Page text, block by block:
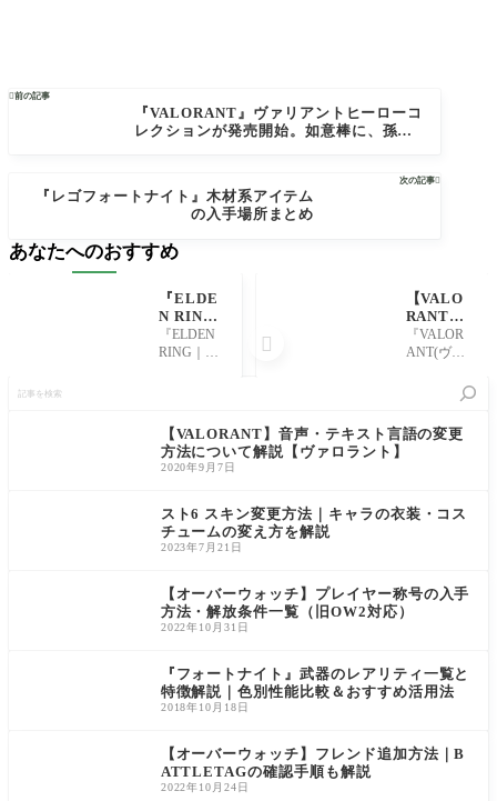
前の記事
『VALORANT』ヴァリアントヒーローコ
レクションが発売開始。如意棒に、孫悟
次の記事
『レゴフォートナイト』木材系アイテム
の入手場所まとめ
【VALORANT】音声・テキスト言語の変更
方法について解説【ヴァロラント】
2020年9月7日
スト6 スキン変更方法｜キャラの衣装・コス
チュームの変え方を解説
2023年7月21日
【オーバーウォッチ】プレイヤー称号の入手
方法・解放条件一覧（旧OW2対応）
2022年10月31日
『フォートナイト』武器のレアリティ一覧と
特徴解説｜色別性能比較＆おすすめ活用法
2018年10月18日
【オーバーウォッチ】フレンド追加方法｜B
ATTLETAGの確認手順も解説
2022年10月24日
あなたへのおすすめ
『ELDE
N RIN
G』雷の
調香瓶香
『ELDEN
RING｜Sh
雷の調香
瓶香る火
花ビルド
を解説し
す。 DLC
にて追加
された
香瓶」と
戦灰「
【VALO
RANT】
ピン・ラ
ジオの使
Cなしで
も意思疎
通する設
定方法
『VALOR
ANT(ヴァ
ト)』では5
ム制でゲ
ームが進
ー同士の
のカギへ
と繋
